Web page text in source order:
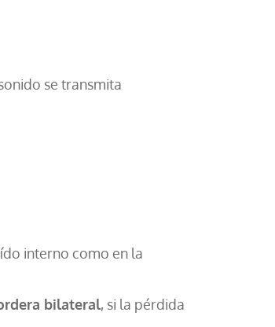
se transmita
interno como en la
bilateral, si la pérdida